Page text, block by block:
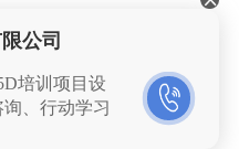
标有着清晰的认
优秀的市场营销专
公司
培训项目设
、行动学习